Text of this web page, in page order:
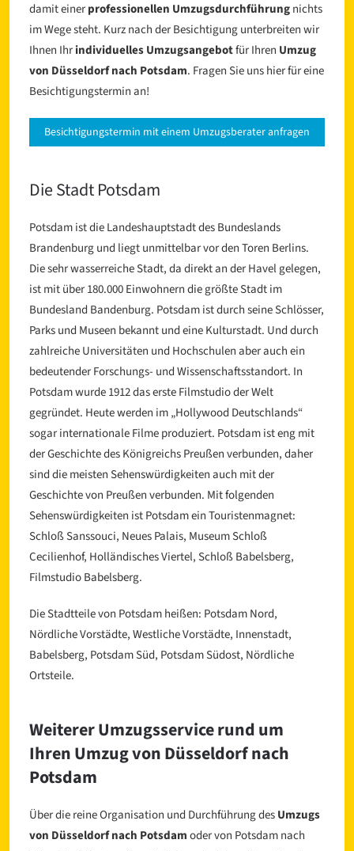
damit einerprofessionellen Umzugsdurchführungnichts
im Wege steht. Kurz nach der Besichtigung unterbreiten wir
Ihnen Ihrindividuelles Umzugsangebotfür Ihren Umzug
von Düsseldorf nach Potsdam. Fragen Sie uns hier für eine
Besichtigungstermin an!
Besichtigungstermin mit einem Umzugsberater anfragen
Die Stadt Potsdam
Potsdam ist die Landeshauptstadt des Bundeslands
Brandenburg und liegt unmittelbar vor den Toren Berlins.
Die sehr wasserreiche Stadt, da direkt an der Havel gelegen,
ist mit über 180.000 Einwohnern die größte Stadt im
Bundesland Bandenburg. Potsdam ist durch seine Schlösser,
Parks und Museen bekannt und eine Kulturstadt. Und durch
zahlreiche Universitäten und Hochschulen aber auch ein
bedeutender Forschungs- und Wissenschaftsstandort. In
Potsdam wurde 1912 das erste Filmstudio der Welt
gegründet. Heute werden im „Hollywood Deutschlands“
sogar internationale Filme produziert. Potsdam ist eng mit
der Geschichte des Königreichs Preußen verbunden, daher
sind die meisten Sehenswürdigkeiten auch mit der
Geschichte von Preußen verbunden. Mit folgenden
Sehenswürdigkeiten ist Potsdam ein Touristenmagnet:
Schloß Sanssouci, Neues Palais, Museum Schloß
Cecilienhof, Holländisches Viertel, Schloß Babelsberg,
Filmstudio Babelsberg.
Die Stadtteile von Potsdam heißen: Potsdam Nord,
Nördliche Vorstädte, Westliche Vorstädte, Innenstadt,
Babelsberg, Potsdam Süd, Potsdam Südost, Nördliche
Ortsteile.
Weiterer Umzugsservice rund um
Ihren Umzug von Düsseldorf nach
Potsdam
Über die reine Organisation und Durchführung desUmzugs
von Düsseldorf nach Potsdamoder von Potsdam nach